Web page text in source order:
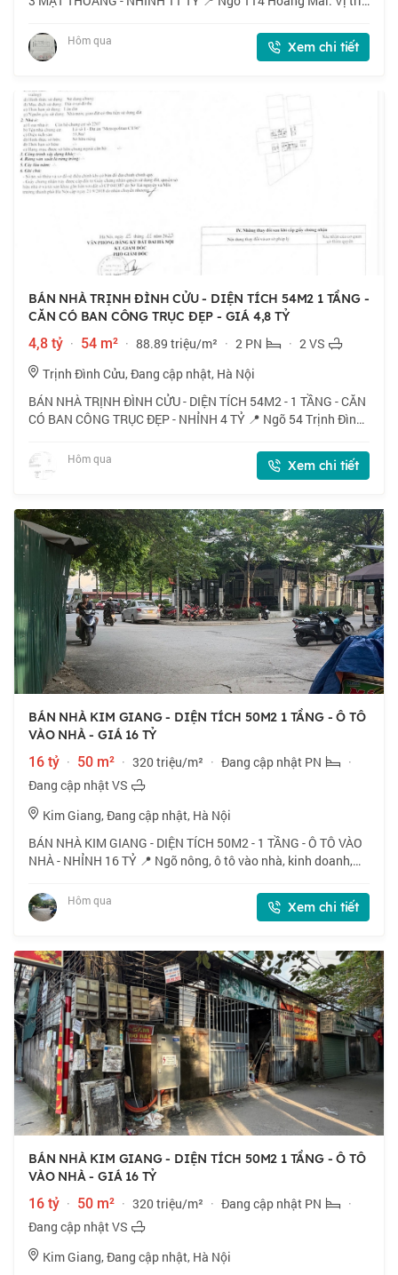
chợ đầu mối phía Nam, chợ Tân Ma
Hôm qua Xem chi tiết
BÁN NHÀ TRỊNH ĐÌNH CỬU - DIỆN TÍCH 54M2 1 TẦNG -
CĂN CÓ BAN CÔNG TRỤC ĐẸP - GIÁ 4,8 TỶ
4,8 tỷ · 54 m² · 88.89 triệu/m² · 2 PN · 2 VS
Trịnh Đình Cửu, Đang cập nhật, Hà Nội
BÁN NHÀ TRỊNH ĐÌNH CỬU - DIỆN TÍCH 54M2 - 1 TẦNG - CĂN
CÓ BAN CÔNG TRỤC ĐẸP - NHỈNH 4 TỶ 📍 Ngõ 54 Trịnh Đình
tiện cho việc mua sắm. 🏠 54m2 x 1
Hôm qua Xem chi tiết
BÁN NHÀ KIM GIANG - DIỆN TÍCH 50M2 1 TẦNG - Ô TÔ
VÀO NHÀ - GIÁ 16 TỶ
16 tỷ · 50 m² · 320 triệu/m² · Đang cập nhật PN
·
Đang cập nhật VS
Kim Giang, Đang cập nhật, Hà Nội
BÁN NHÀ KIM GIANG - DIỆN TÍCH 50M2 - 1 TẦNG - Ô TÔ VÀO
NHÀ - NHỈNH 16 TỶ 📍 Ngõ nông, ô tô vào nhà, kinh doanh,
1 tầng, mặt tiền 5.6m. 💰 Nhỉn
Hôm qua Xem chi tiết
BÁN NHÀ KIM GIANG - DIỆN TÍCH 50M2 1 TẦNG - Ô TÔ
VÀO NHÀ - GIÁ 16 TỶ
16 tỷ · 50 m² · 320 triệu/m² · Đang cập nhật PN
·
Đang cập nhật VS
Kim Giang, Đang cập nhật, Hà Nội